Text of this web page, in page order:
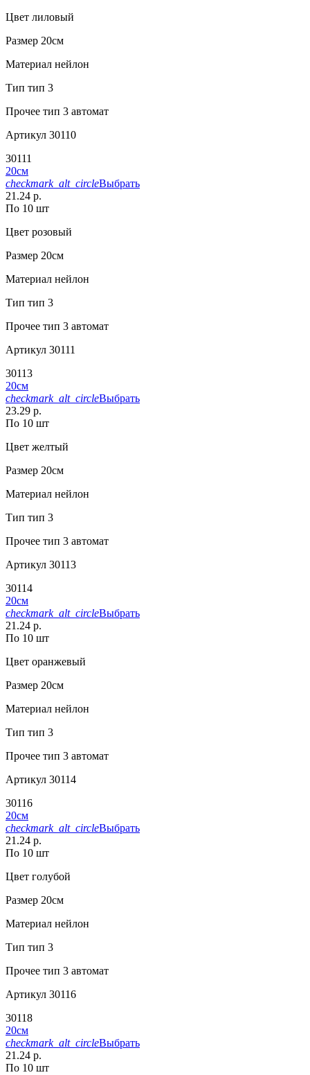
Цвет лиловый
Размер 20см
Материал нейлон
Тип тип 3
Прочее тип 3 автомат
Артикул 30110
30111
20см
checkmark_alt_circleВыбрать
21.24 р.
По 10 шт
Цвет розовый
Размер 20см
Материал нейлон
Тип тип 3
Прочее тип 3 автомат
Артикул 30111
30113
20см
checkmark_alt_circleВыбрать
23.29 р.
По 10 шт
Цвет желтый
Размер 20см
Материал нейлон
Тип тип 3
Прочее тип 3 автомат
Артикул 30113
30114
20см
checkmark_alt_circleВыбрать
21.24 р.
По 10 шт
Цвет оранжевый
Размер 20см
Материал нейлон
Тип тип 3
Прочее тип 3 автомат
Артикул 30114
30116
20см
checkmark_alt_circleВыбрать
21.24 р.
По 10 шт
Цвет голубой
Размер 20см
Материал нейлон
Тип тип 3
Прочее тип 3 автомат
Артикул 30116
30118
20см
checkmark_alt_circleВыбрать
21.24 р.
По 10 шт